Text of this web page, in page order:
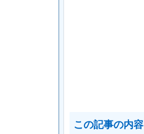
この記事の内容